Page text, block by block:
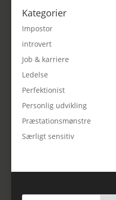
Kategorier
Impostor
introvert
Job & karriere
Ledelse
Perfektionist
Personlig udvikling
Præstationsmønstre
Særligt sensitiv